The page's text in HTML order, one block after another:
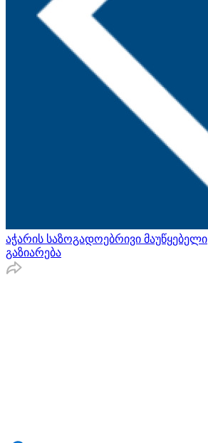
აჭარის საზოგადოებრივი მაუწყებელი
გაზიარება